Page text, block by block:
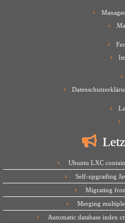
Ubuntu LXC
Self-upgrading
Migrating
Merging
Automatic database index